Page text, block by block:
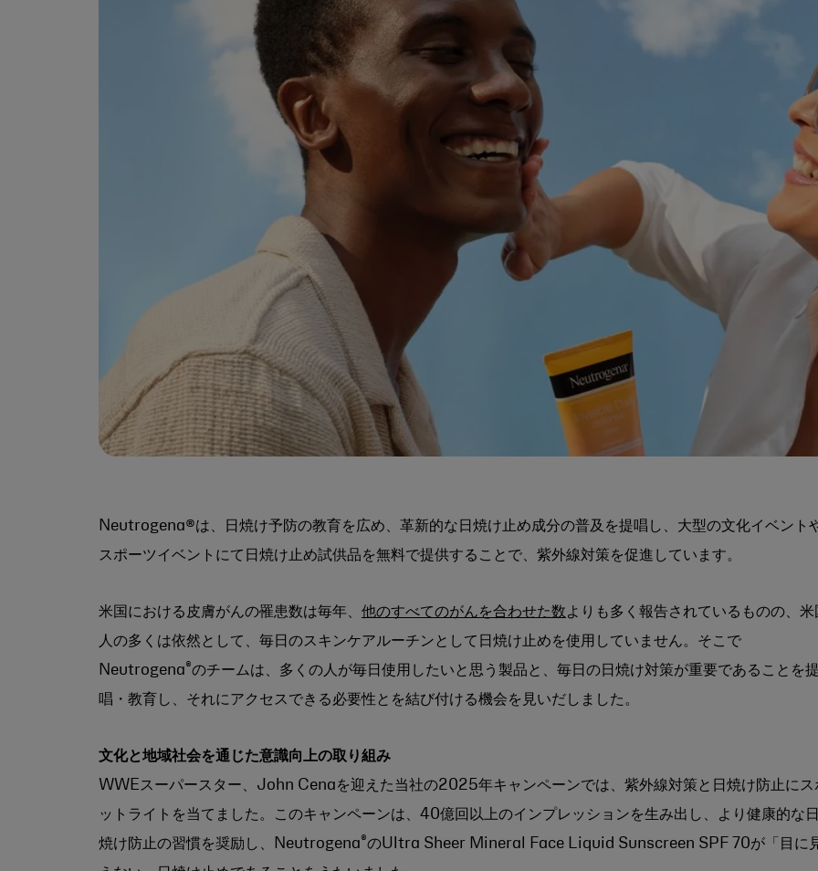
Neutrogena®は、日焼け予防の教育を広め、革新的な日焼け止め成分の普及を提唱し、大型の文化イベント
スポーツイベントにて日焼け止め試供品を無料で提供することで、紫外線対策を促進しています。
米国における皮膚がんの罹患数は毎年、 他のすべてのがんを合わせた数よりも多く報告されているものの、米
人の多くは依然として、毎日のスキンケアルーチンとして日焼け止めを使用していません。そこで
Neutrogena ®のチームは、多くの人が毎日使用したいと思う製品と、毎日の日焼け対策が重要であることを
唱・教育し、それにアクセスできる必要性とを結び付ける機会を見いだしました。
文化と地域社会を通じた意識向上の取り組み
WWEスーパースター、John Cenaを迎えた当社の2025年キャンペーンでは、紫外線対策と日焼け防止にス
ットライトを当てました。このキャンペーンは、40億回以上のインプレッションを生み出し、より健康的な
焼け防止の習慣を奨励し、Neutrogena ®のUltra Sheer Mineral Face Liquid Sunscreen SPF 70が「目に